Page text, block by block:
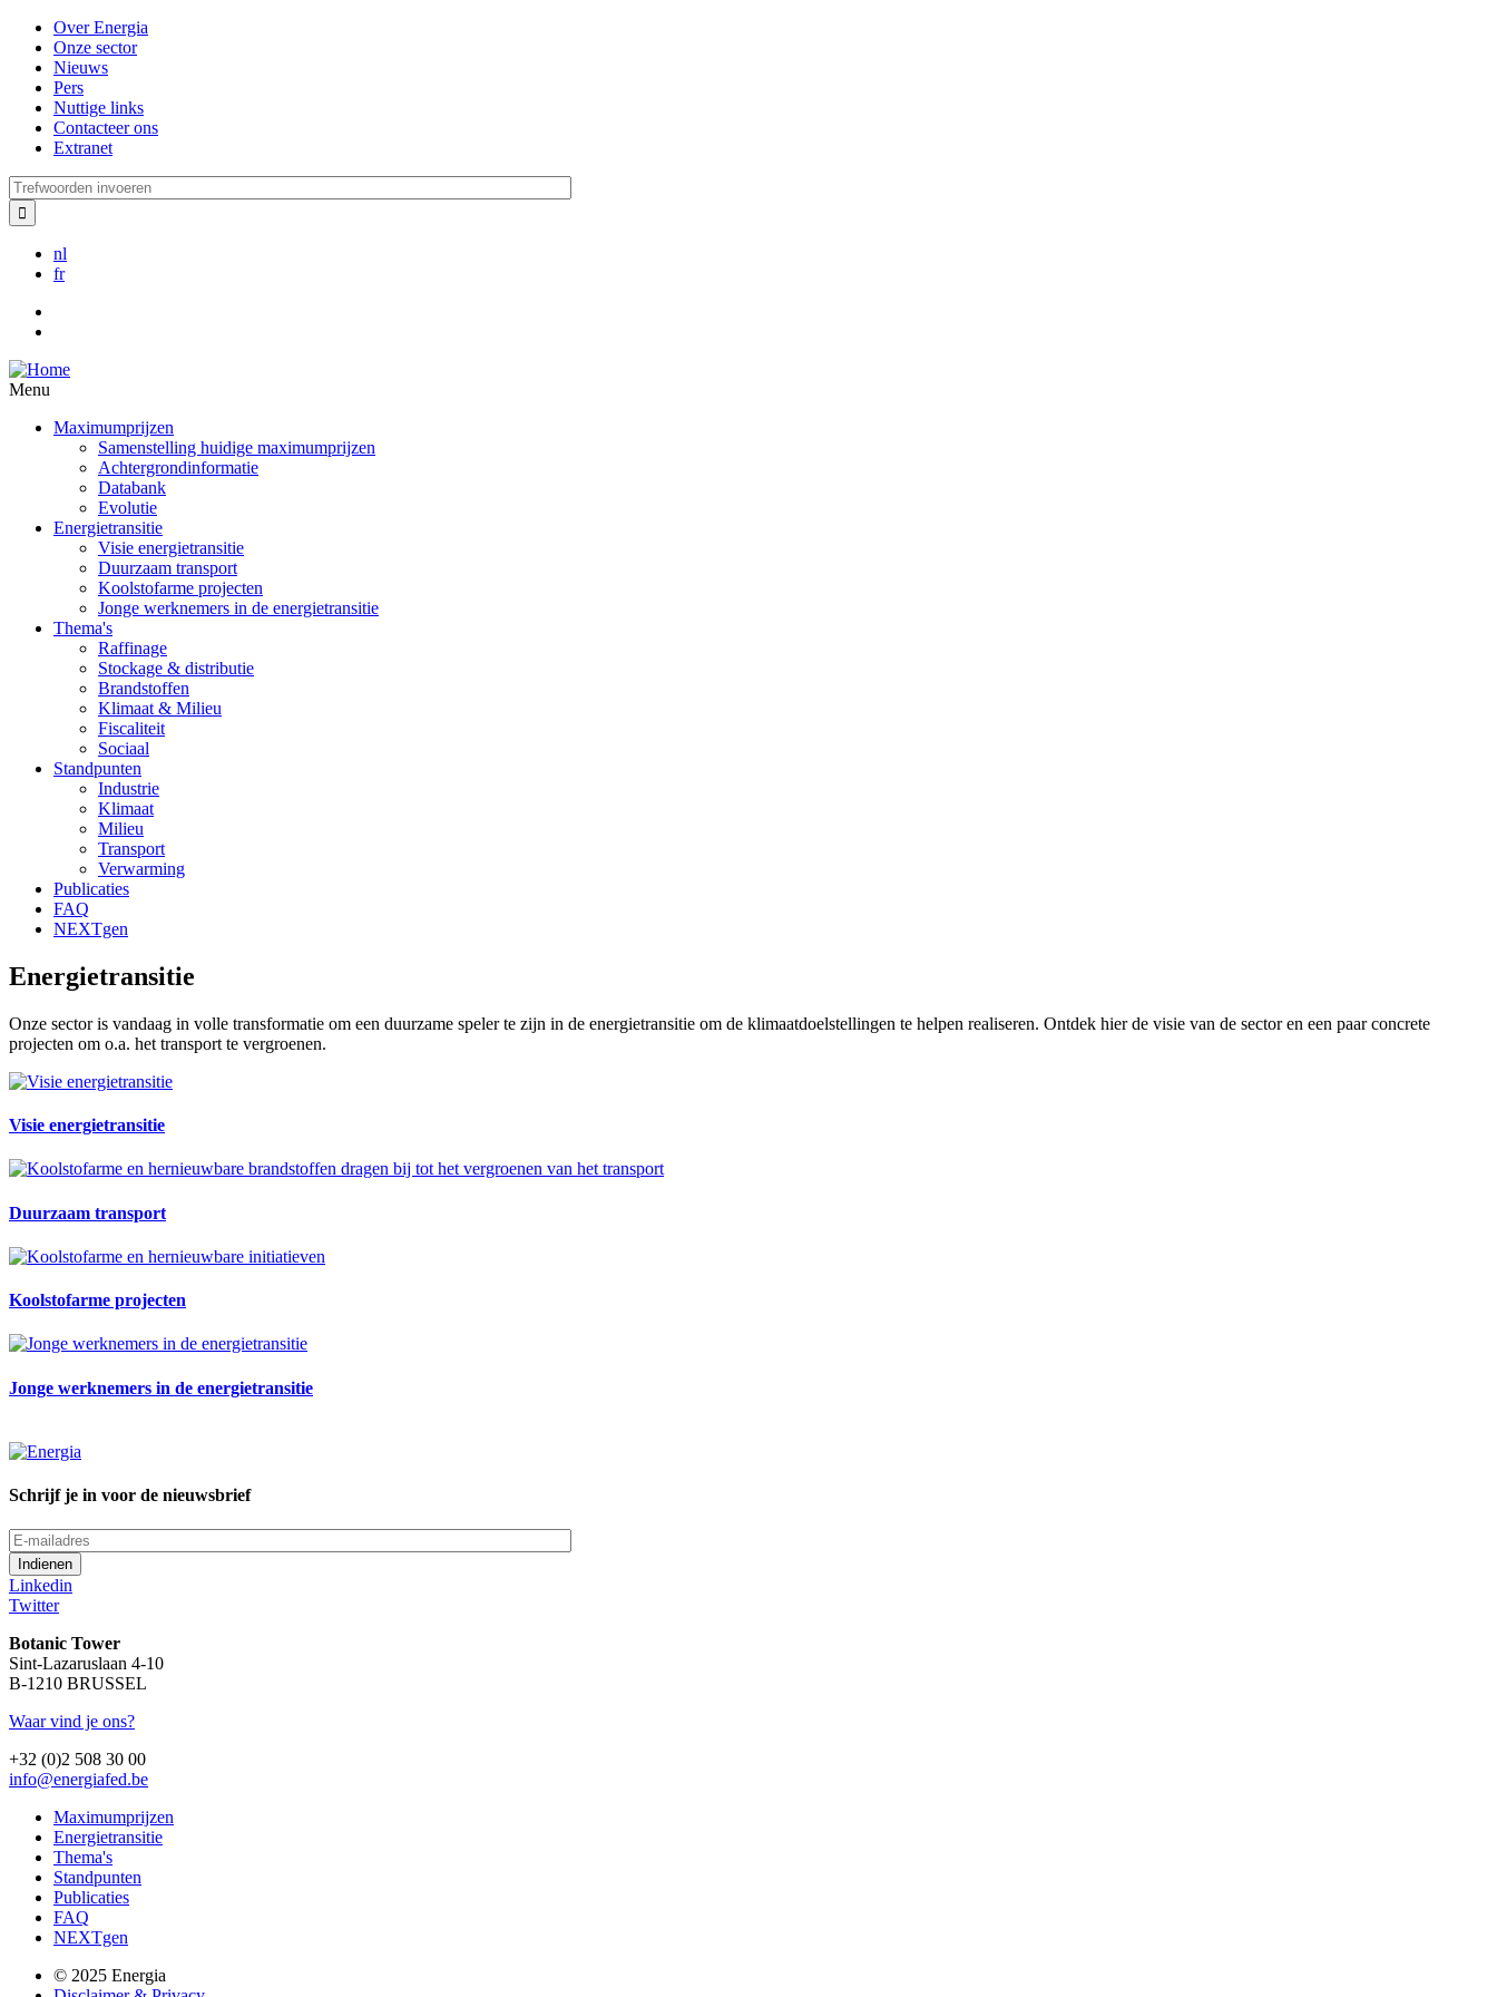
Overslaan
naar
inhoud
gaan
Over Energia
Onze sector
Nieuws
Pers
Nuttige links
Contacteer ons
Extranet
Trefwoorden
invoeren
nl
fr
Menu
Maximumprijzen
Samenstelling huidige maximumprijzen
Achtergrondinformatie
Databank
Evolutie
Energietransitie
Visie energietransitie
Duurzaam transport
Koolstofarme projecten
Jonge werknemers in de energietransitie
Thema's
Raffinage
Stockage & distributie
Brandstoffen
Klimaat & Milieu
Fiscaliteit
Sociaal
Standpunten
Industrie
Klimaat
Milieu
Transport
Verwarming
Publicaties
FAQ
NEXTgen
Energietransitie
Onze sector is vandaag in volle transformatie om een duurzame speler te zijn in de energietransitie om de klimaatdoelstellingen te helpen realiseren. Ontdek hier de visie van de sector en een paar concrete
projecten om o.a. het transport te vergroenen.
Visie energietransitie
Duurzaam transport
Koolstofarme projecten
Jonge werknemers in de energietransitie
Schrijf je in voor de nieuwsbrief
E-
mailadres
Linkedin
Twitter
Botanic Tower
Sint-Lazaruslaan 4-10
B-1210 BRUSSEL
Waar vind je ons?
+32 (0)2 508 30 00
info@energiafed.be
Maximumprijzen
Energietransitie
Thema's
Standpunten
Publicaties
FAQ
NEXTgen
© 2025 Energia